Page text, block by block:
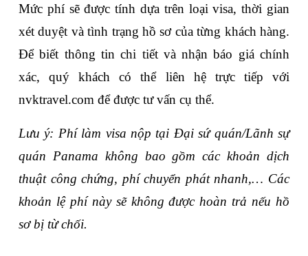
Mức phí sẽ được tính dựa trên loại visa, thời gian
xét duyệt và tình trạng hồ sơ của từng khách hàng.
Để biết thông tin chi tiết và nhận báo giá chính
xác, quý khách có thể liên hệ trực tiếp với
nvktravel.com để được tư vấn cụ thể.
Lưu ý: Phí làm visa nộp tại Đại sứ quán/Lãnh sự
quán Panama không bao gồm các khoản dịch
thuật công chứng, phí chuyển phát nhanh,… Các
khoản lệ phí này sẽ không được hoàn trả nếu hồ
sơ bị từ chối.